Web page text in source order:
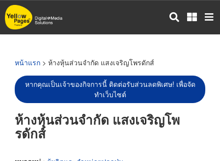
ข้าม
ไป
หน้าแรก > ห้างหุ้นส่วนจำกัด แสงเจริญโพรดักส์
หากคุณเป็นเจ้าของกิจการนี้ ติดต่อรับส่วนลดพิเศษ! เพื่อจัด
ทำเว็บไซต์
ห้างหุ้นส่วนจำกัด แสงเจริญโพ
รดักส์